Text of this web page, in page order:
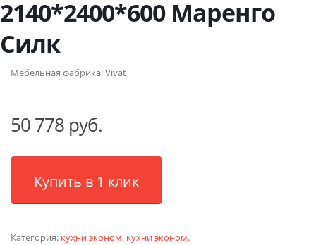
2140*2400*600 Маренго
Силк
Мебельная фабрика:Vivat
50 778 руб.
Купить в 1 клик
Категория: кухни эконом, кухни эконом.